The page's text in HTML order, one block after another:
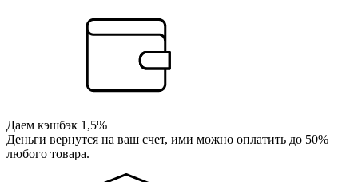
Даем кэшбэк 1,5%
Деньги вернутся на ваш счет, ими можно оплатить до 50%
любого товара.